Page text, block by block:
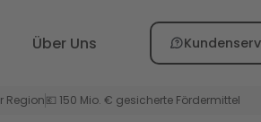
Über Uns
Region💶 150 Mio. € gesicherte Fördermittel